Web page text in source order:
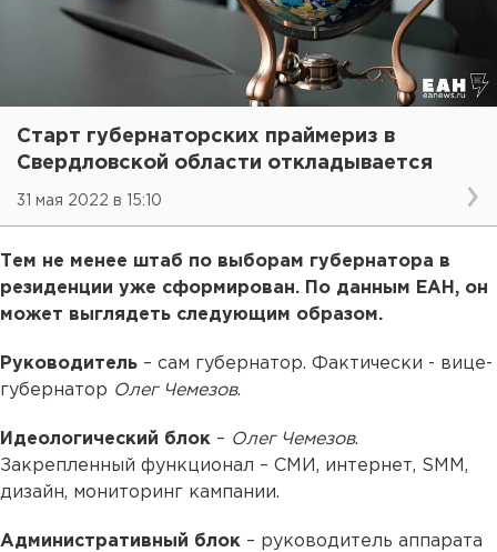
Старт губернаторских праймериз в
Свердловской области откладывается
31 мая 2022 в 15:10
Тем не менее штаб по выборам губернатора в
резиденции уже сформирован. По данным ЕАН, он
может выглядеть следующим образом.
Руководитель – сам губернатор. Фактически - вице-
губернатор Олег Чемезов.
Идеологический блок – Олег Чемезов.
Закрепленный функционал – СМИ, интернет, SMM,
дизайн, мониторинг кампании.
Административный блок – руководитель аппарата